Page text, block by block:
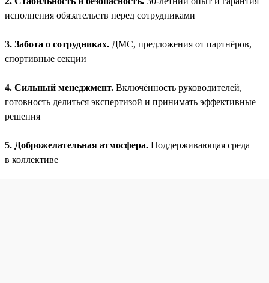
исполнения обязательств перед сотрудниками
3. Забота о сотрудниках. ДМС, предложения от партнёров,
спортивные секции
4. Сильный менеджмент. Включённость руководителей,
готовность делиться экспертизой и принимать эффективные
решения
5. Доброжелательная атмосфера. Поддерживающая среда
в коллективе